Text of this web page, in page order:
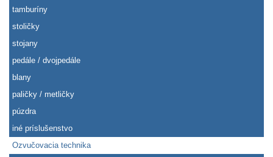
tamburíny
stoličky
stojany
pedále / dvojpedále
blany
paličky / metličky
púzdra
iné príslušenstvo
Ozvučovacia technika